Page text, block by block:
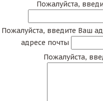
ответим
* Гарантия
Пожалуйста,
Пожалуйста, введите Ваш
адресе почты
Пожалуйста,